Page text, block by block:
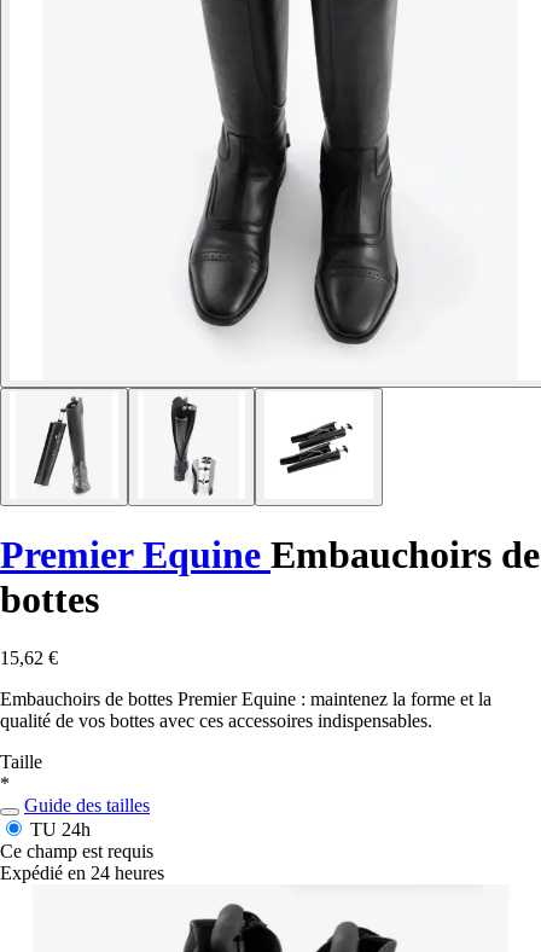
Premier Equine Embauchoirs de
bottes
15,62 €
Embauchoirs de bottes Premier Equine : maintenez la forme et la
qualité de vos bottes avec ces accessoires indispensables.
Taille
*
Guide des tailles
TU 24h
Ce champ est requis
Expédié en 24 heures